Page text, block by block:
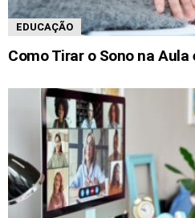
EDUCAÇÃO
Como Tirar o Sono na Aula